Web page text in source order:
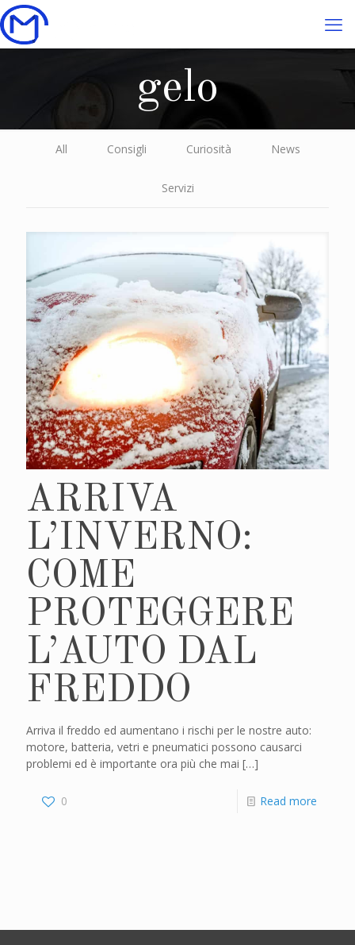
gelo
All Consigli Curiosità News
Servizi
ARRIVA
L’INVERNO:
COME
PROTEGGERE
L’AUTO DAL
FREDDO
Arriva il freddo ed aumentano i rischi per le nostre auto:
motore, batteria, vetri e pneumatici possono causarci
problemi ed è importante ora più che mai […]
0 Read more